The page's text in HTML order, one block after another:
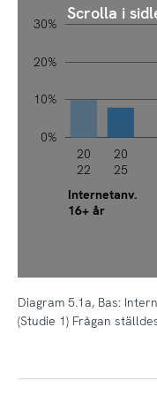
30%
20%
10%
0%
Internetanv.
16+ år
20
22
20
25
Scrolla i
Diagram 5.1a, Bas:
(Studie 1) Frågan